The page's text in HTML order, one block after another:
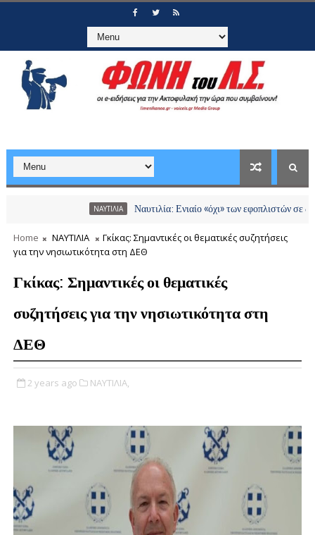
Ναυτιλία: Ενιαίο «όχι» των εφοπλιστών σε διόδια
Home ΝΑΥΤΙΛΙΑ
Γκίκας: Σημαντικές οι θεματικές συζητήσεις
για την νησιωτικότητα στη ΔΕΘ
Γκίκας: Σημαντικές οι θεματικές
συζητήσεις για την νησιωτικότητα στη
ΔΕΘ
2 years ago ΝΑΥΤΙΛΙΑ,